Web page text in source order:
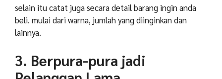
selain itu catat juga secara detail barang ingin anda
beli. mulai dari warna, jumlah yang diinginkan dan
lainnya.
3. Berpura-pura jadi